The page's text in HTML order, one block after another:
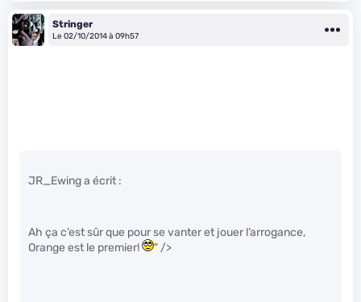
Stringer
Le 02/10/2014 à 09h57
JR_Ewing a écrit :
Ah ça c’est sûr que pour se vanter et jouer l’arrogance,
Orange est le premier!
" />